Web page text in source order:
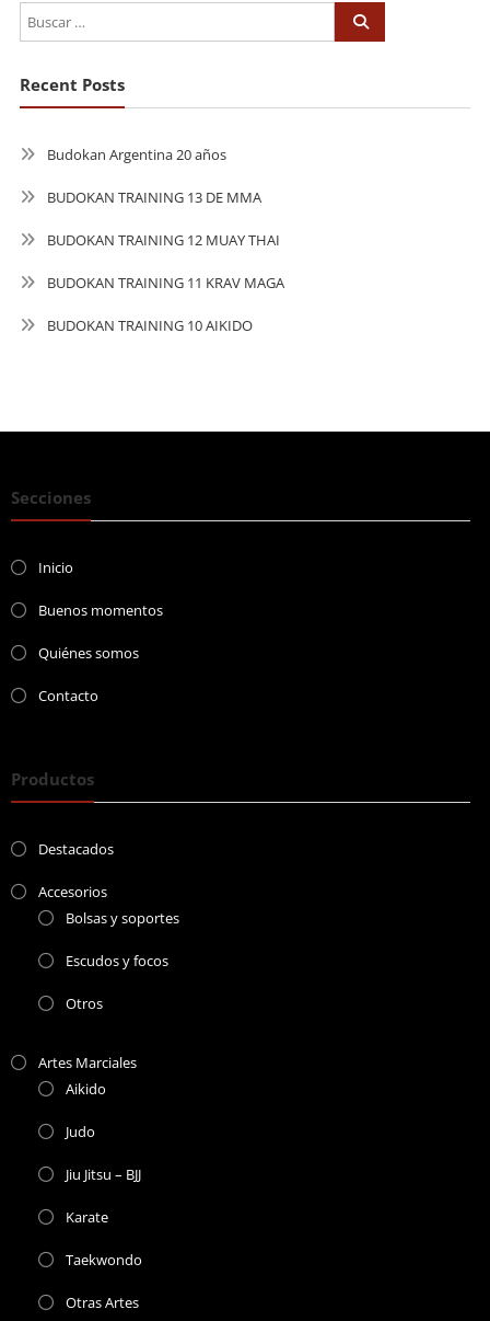
Recent Posts
Budokan Argentina 20 años
BUDOKAN TRAINING 13 DE MMA
BUDOKAN TRAINING 12 MUAY THAI
BUDOKAN TRAINING 11 KRAV MAGA
BUDOKAN TRAINING 10 AIKIDO
Secciones
Inicio
Buenos momentos
Quiénes somos
Contacto
Productos
Destacados
Accesorios
Bolsas y soportes
Escudos y focos
Otros
Artes Marciales
Aikido
Judo
Jiu Jitsu – BJJ
Karate
Taekwondo
Otras Artes